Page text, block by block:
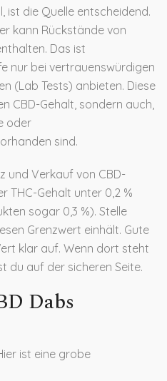
ist die Quelle entscheidend.
kann Rückstände von
Das ist
nur bei vertrauenswürdigen
(Lab Tests) anbieten. Diese
CBD-Gehalt, sondern auch,
oder
sind.
und Verkauf von CBD-
THC-Gehalt unter 0,2 %
sogar 0,3 %). Stelle
Grenzwert einhält. Gute
klar auf. Wenn dort steht
du auf der sicheren Seite.
Dabs
ist eine grobe